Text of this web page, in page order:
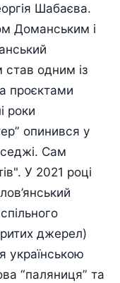
Шабаєва.
Доманським і
став одним із
проєктами
роки
опинився у
Сам
У 2021 році
джерел)
українською
“паляниця” та